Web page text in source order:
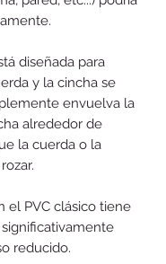
diseñada para
y la cincha se
envuelva la
alrededor de
la cuerda o la
el PVC clásico tiene
reducido.